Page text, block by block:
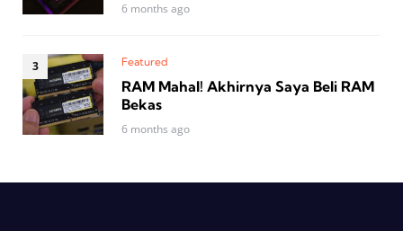
6 months ago
Featured
RAM Mahal! Akhirnya Saya Beli RAM
Bekas
6 months ago